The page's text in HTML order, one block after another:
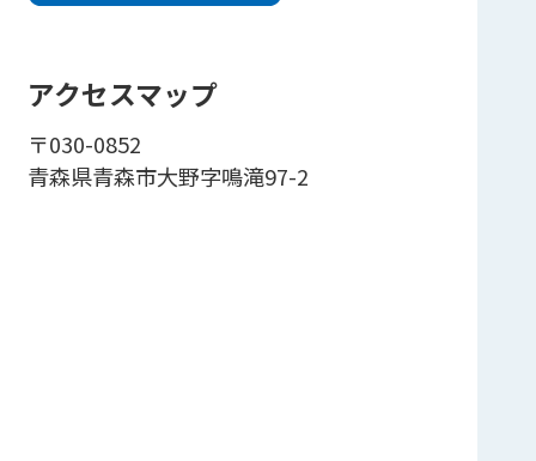
アクセスマップ
〒030-0852
青森県青森市大野字鳴滝97-2